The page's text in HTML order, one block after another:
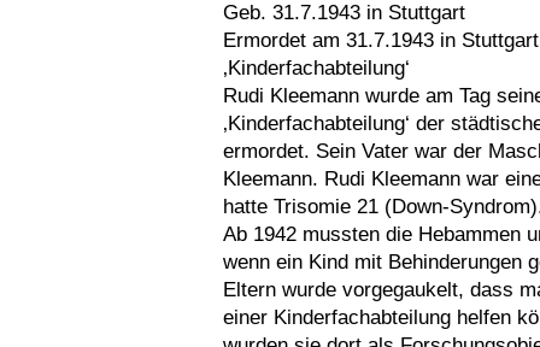
Geb. 31.7.1943 in Stuttgart
Ermordet am 31.7.1943 in
‚Kinderfachabteilung‘
Rudi Kleemann wurde am Tag
‚Kinderfachabteilung‘ der
ermordet. Sein Vater war der
Kleemann. Rudi Kleemann war
hatte Trisomie 21 (Down-
Ab 1942 mussten die Hebammen
wenn ein Kind mit Behinderungen
Eltern wurde vorgegaukelt, dass
einer Kinderfachabteilung helfen